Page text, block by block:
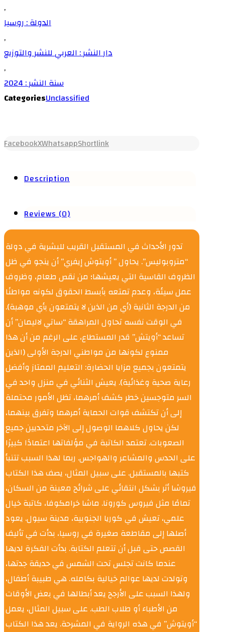
,
الدولة : روسيا
,
دار النشر : العربي للنشر والتوزيع
,
سنة النشر : 2024
CategoriesUnclassified
FacebookXWhatsappShortlink
Description
Reviews (0)
تدور الأحداث في المستقبل القريب للبشرية في دولة
“متروبوليس”. يحاول ” أويتوش إيفري” أن ينجو في ظل
الظروف القاسية التي يعيشها؛ من نقص طعام، وظروف
عمل سيئة، وعدم تمتعه بأبسط الحقوق لكونه مواطنًا
من الدرجة الثانية (أي من الذين لا يتمتعون بأي موهبة).
في الوقت نفسه تحاول المراهقة “ساتي لاليمان” أن
تساعد “أويتش” قدر المستطاع، على الرغم من أن هذا
ممنوع لكونها من مواطني الدرجة الأولى (الذين
يتمتعون بجميع مزايا الحضارة: التعليم الممتاز وأفضل
رعاية صحية وغذائية). يعيش الثنائي في منزل واحد في
السر متوجسين خطر كشف أمرهما، تظل الأمور محتملة
إلى أن تكتشف قوات الحماية أمرهما وتفرق بينهما،
لكن يحاول كلاهما الوصول إلى الآخر متحديين جميع
الصعوبات. تعتمد الكاتبة في مؤلفاتها اعتمادًا كبيرًا
على الحدس والمشاعر والهواجس. ربما لهذا السبب تتنبأ
كتبها بالمستقبل. على سبيل المثال، يصف هذا الكتاب
فيروسًا أثر بشكل انتقائي على شرائح معينة من السكان،
تمامًا مثل فيروس كورونا. ماشا خرامكوفا، كاتبة خيال
علمي، تعيش في كوريا الجنوبية، مدينة سيول. يعود
أصلها إلى مقاطعة صغيرة في روسيا، بدأت في تأليف
القصص حتى قبل أن تتعلم الكتابة. بدأت الفكرة لديها
عندما كانت تجلس تحت الشمس في حديقة جدتها،
وتولدت لديها عوالم خيالية بكامله. هي طبيبة أطفال،
ولهذا السبب على الأرجح يعد أبطالها في بعض الأوقات
من الأطباء أو طلاب الطب. على سبيل المثال، يعمل
“أويتوش” في هذه الرواية في المشرحة. يعد هذا الكتاب